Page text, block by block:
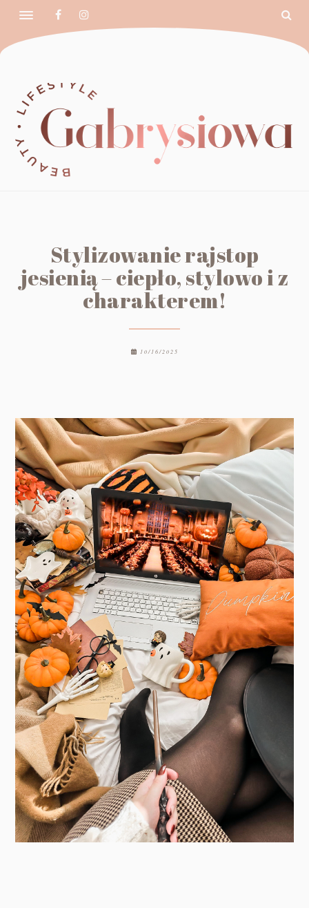
Stylizowanie rajstop
jesienią – ciepło, stylowo i z
charakterem!
10/16/2025